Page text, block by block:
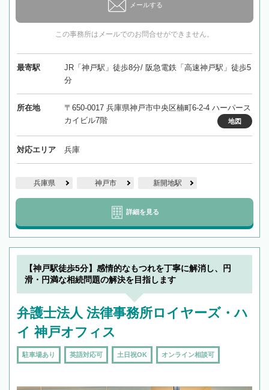
メールする
この事務所はメールでのお問合せができません。
最寄駅
JR「神戸駅」徒歩8分/ 阪急電鉄「高速神戸駅」徒歩5
分
所在地
〒650-0017 兵庫県神戸市中央区楠町6-2-4 ハーパース
カイビル7階
地図
対応エリア 兵庫
兵庫県 神戸市 新開地駅
詳細を見る
【神戸駅徒歩5分】感情的なもつれを丁寧に解消し、円
滑・円満な相続問題の解決を目指します
弁護士法人 法律事務所ロイヤーズ・ハ
イ 神戸オフィス
駐車場あり 英語対応可 土日祝OK オンライン相談可